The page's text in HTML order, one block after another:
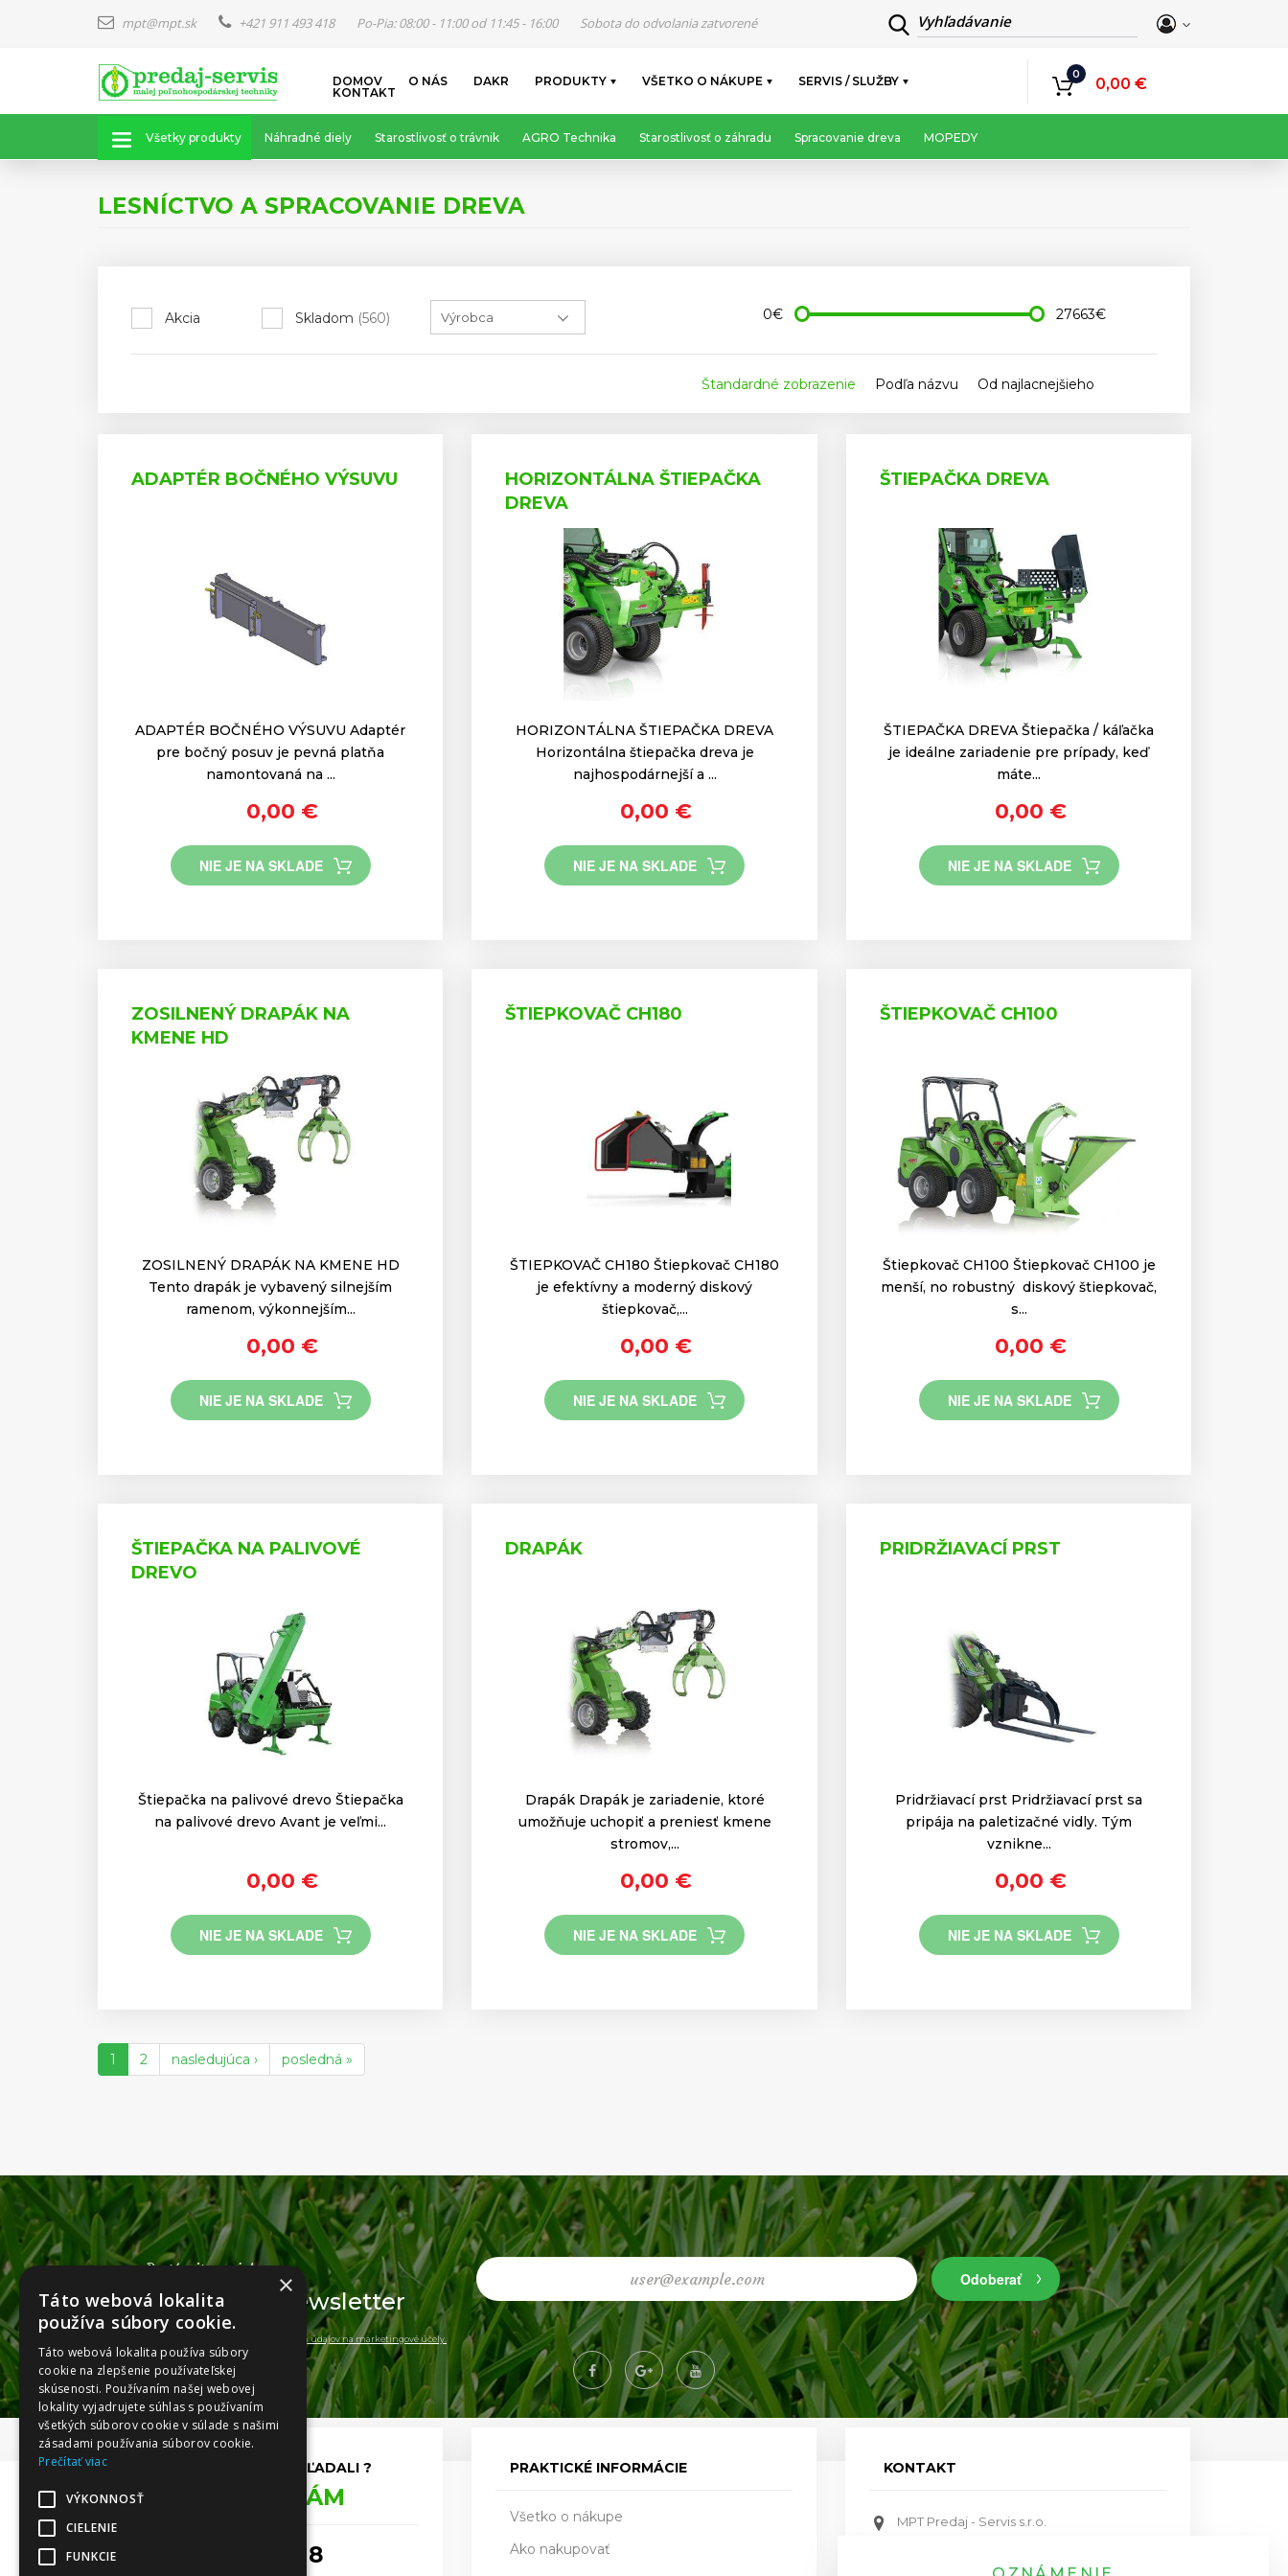
hlavný
mpt@mpt.sk +421 911 493 418 Po-Pia: 08:00 - 11:00 od 11:45 - 16:00 Sobota do odvolania zatvorené Vyhľadávanie
DOMOV O NÁS DAKR PRODUKTY VŠETKO O NÁKUPE
SERVIS / SLUŽBY
KONTAKT
0
0,00 €
Všetky produkty Náhradné diely Starostlivosť o trávnik AGRO Technika Starostlivosť o záhradu Spracovanie dreva MOPEDY
LESNÍCTVO A SPRACOVANIE DREVA
0€ 27663€
Akcia Skladom (560)
Štandardné zobrazenie Podľa názvu Od najlacnejšieho
ADAPTÉR BOČNÉHO VÝSUVU
ADAPTÉR BOČNÉHO VÝSUVU Adaptér
pre bočný posuv je pevná platňa
namontovaná na ...
0,00 €
NIE JE NA SKLADE
HORIZONTÁLNA ŠTIEPAČKA
DREVA
HORIZONTÁLNA ŠTIEPAČKA DREVA
Horizontálna štiepačka dreva je
najhospodárnejší a ...
0,00 €
NIE JE NA SKLADE
ŠTIEPAČKA DREVA
ŠTIEPAČKA DREVA Štiepačka / káľačka
je ideálne zariadenie pre prípady, keď
máte...
0,00 €
NIE JE NA SKLADE
ZOSILNENÝ DRAPÁK NA
KMENE HD
ZOSILNENÝ DRAPÁK NA KMENE HD
Tento drapák je vybavený silnejším
ramenom, výkonnejším...
0,00 €
NIE JE NA SKLADE
ŠTIEPKOVAČ CH180
ŠTIEPKOVAČ CH180 Štiepkovač CH180
je efektívny a moderný diskový
štiepkovač,...
0,00 €
NIE JE NA SKLADE
ŠTIEPKOVAČ CH100
Štiepkovač CH100 Štiepkovač CH100 je
menší, no robustný diskový štiepkovač,
s...
0,00 €
NIE JE NA SKLADE
ŠTIEPAČKA NA PALIVOVÉ
DREVO
Štiepačka na palivové drevo Štiepačka
na palivové drevo Avant je veľmi...
0,00 €
NIE JE NA SKLADE
DRAPÁK
Drapák Drapák je zariadenie, ktoré
umožňuje uchopiť a preniesť kmene
stromov,...
0,00 €
NIE JE NA SKLADE
PRIDRŽIAVACÍ PRST
Pridržiavací prst Pridržiavací prst sa
pripája na paletizačné vidly. Tým
vznikne...
0,00 €
NIE JE NA SKLADE
1 2 nasledujúca › posledná »
Dostávajte novinky
Odoberajte newsletter
osobných údajov na marketingové účely.
Odoberať
NENAŠLI STE, ČO STE HĽADALI ?
ZAVOLAJTE NÁM
0911 493 418
PRAKTICKÉ INFORMÁCIE
Všetko o nákupe
Ako nakupovať
KONTAKT
MPT Predaj - Servis s.r.o.
×
Táto webová lokalita
používa súbory cookie.
Táto webová lokalita používa súbory
cookie na zlepšenie používateľskej
skúsenosti. Používaním našej webovej
lokality vyjadrujete súhlas s používaním
všetkých súborov cookie v súlade s našimi
zásadami používania súborov cookie.
Prečítať viac
VÝKONNOSŤ
CIELENIE
FUNKCIE